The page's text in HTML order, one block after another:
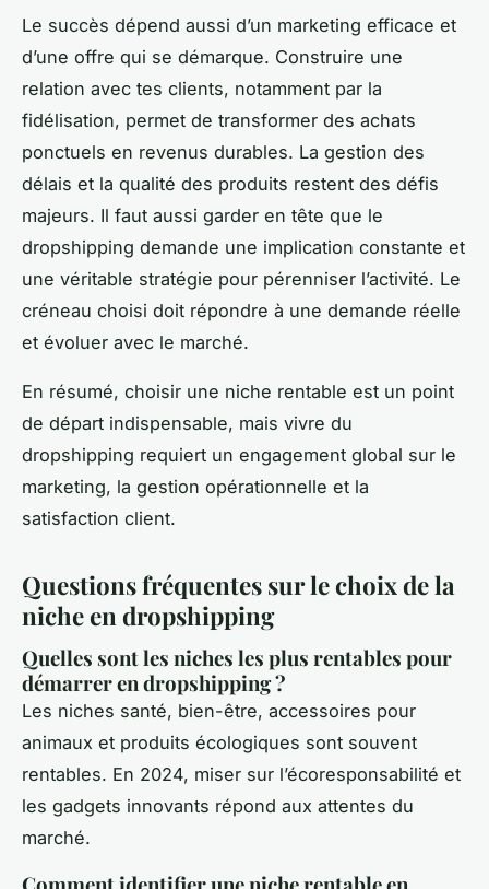
Le succès dépend aussi d’un marketing efficace et
d’une offre qui se démarque. Construire une
relation avec tes clients, notamment par la
fidélisation, permet de transformer des achats
ponctuels en revenus durables. La gestion des
délais et la qualité des produits restent des défis
majeurs. Il faut aussi garder en tête que le
dropshipping demande une implication constante et
une véritable stratégie pour pérenniser l’activité. Le
créneau choisi doit répondre à une demande réelle
et évoluer avec le marché.
En résumé, choisir une niche rentable est un point
de départ indispensable, mais vivre du
dropshipping requiert un engagement global sur le
marketing, la gestion opérationnelle et la
satisfaction client.
Questions fréquentes sur le choix de la
niche en dropshipping
Quelles sont les niches les plus rentables pour
démarrer en dropshipping ?
Les niches santé, bien-être, accessoires pour
animaux et produits écologiques sont souvent
rentables. En 2024, miser sur l’écoresponsabilité et
les gadgets innovants répond aux attentes du
marché.